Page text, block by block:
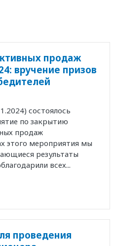
продаж
вручение призов
состоялось
по закрытию
продаж
этого мероприятия мы
результаты
всех...
проведения